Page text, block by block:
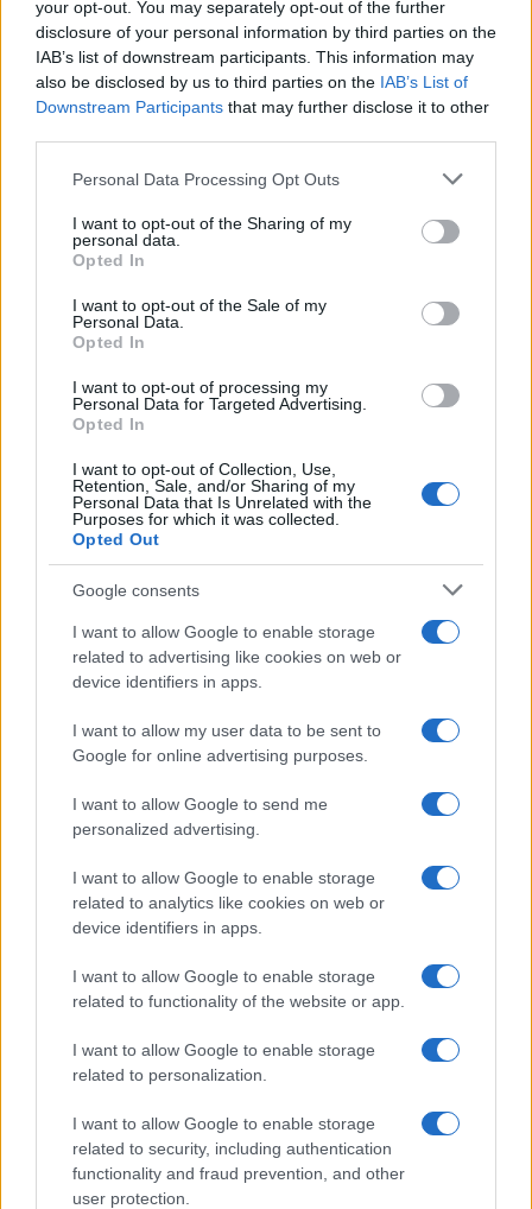
your opt-out. You may separately opt-out of the further
disclosure of your personal information by third parties on the
IAB’s list of downstream participants. This information may
also be disclosed by us to third parties on the IAB’s List of
Downstream Participants that may further disclose it to other
Please note that this website/app uses one or more Google
not limited to your visit or usage behaviour. You may click to
grant or deny consent to Google and its third-party tags to
use your data for below specified purposes in below Google
consent section.
Personal Data Processing Opt Outs
I want to opt-out of the Sharing of my
personal data.
Opted In
I want to opt-out of the Sale of my
Personal Data.
Opted In
I want to opt-out of processing my
Personal Data for Targeted Advertising.
Opted In
I want to opt-out of Collection, Use,
Retention, Sale, and/or Sharing of my
Personal Data that Is Unrelated with the
Purposes for which it was collected.
Opted Out
Google consents
I want to allow Google to enable storage
related to advertising like cookies on web or
device identifiers in apps.
I want to allow my user data to be sent to
Google for online advertising purposes.
I want to allow Google to send me
personalized advertising.
I want to allow Google to enable storage
related to analytics like cookies on web or
device identifiers in apps.
I want to allow Google to enable storage
related to functionality of the website or app.
I want to allow Google to enable storage
related to personalization.
I want to allow Google to enable storage
related to security, including authentication
functionality and fraud prevention, and other
user protection.
materie prime
Andrea Innocenti · 6 Ago 2026
NEWS
Petrolio in calo: Brent a 91,82$, ribassi a due cifre per greggio
Andrea Innocenti · 5 Ago 2026
Nome
Eureka Bridged PAX
Gold (Terra
BTC
(KBTC)
Steakhouse EURCV
Morpho Vault
(STEAKEURCV)
$100,000,000,000,000.00